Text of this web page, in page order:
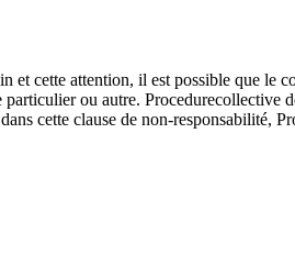
et cette attention, il est possible que le
ou autre. Procedurecollective
cette clause de non-responsabilité,